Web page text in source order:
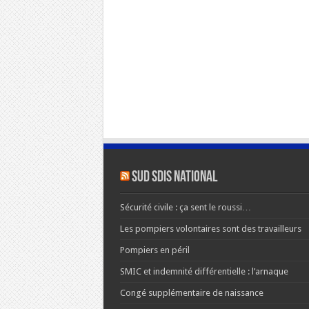
SUD SDIS national
Sécurité civile : ça sent le roussi…
Les pompiers volontaires sont des travailleurs
Pompiers en péril
SMIC et indemnité différentielle : l’arnaque
Congé supplémentaire de naissance